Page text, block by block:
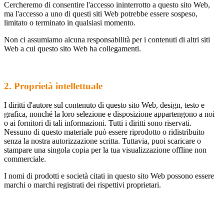
Cercheremo di consentire l'accesso ininterrotto a questo sito Web,
ma l'accesso a uno di questi siti Web potrebbe essere sospeso,
limitato o terminato in qualsiasi momento.
Non ci assumiamo alcuna responsabilità per i contenuti di altri siti
Web a cui questo sito Web ha collegamenti.
2. Proprietà intellettuale
I diritti d'autore sul contenuto di questo sito Web, design, testo e
grafica, nonché la loro selezione e disposizione appartengono a noi
o ai fornitori di tali informazioni. Tutti i diritti sono riservati.
Nessuno di questo materiale può essere riprodotto o ridistribuito
senza la nostra autorizzazione scritta. Tuttavia, puoi scaricare o
stampare una singola copia per la tua visualizzazione offline non
commerciale.
I nomi di prodotti e società citati in questo sito Web possono essere
marchi o marchi registrati dei rispettivi proprietari.